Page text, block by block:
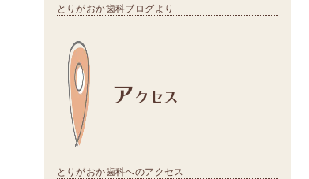
とりがおか歯科ブログより
アクセス
とりがおか歯科へのアクセス